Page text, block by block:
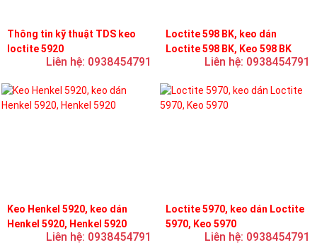
Thông tin kỹ thuật TDS keo
loctite 5920
Liên hệ: 0938454791
Loctite 598 BK, keo dán
Loctite 598 BK, Keo 598 BK
Liên hệ: 0938454791
Keo Henkel 5920, keo dán
Henkel 5920, Henkel 5920
Liên hệ: 0938454791
Loctite 5970, keo dán Loctite
5970, Keo 5970
Liên hệ: 0938454791